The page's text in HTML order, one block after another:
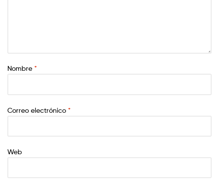
Nombre *
Correo electrónico *
Web